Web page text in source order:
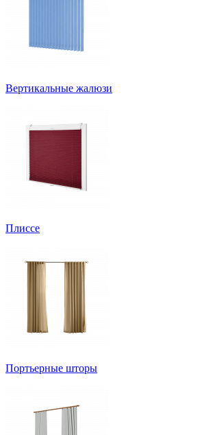
Вертикальные жалюзи
Плиссе
Портьерные шторы